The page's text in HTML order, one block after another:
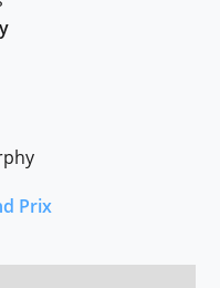
Prix